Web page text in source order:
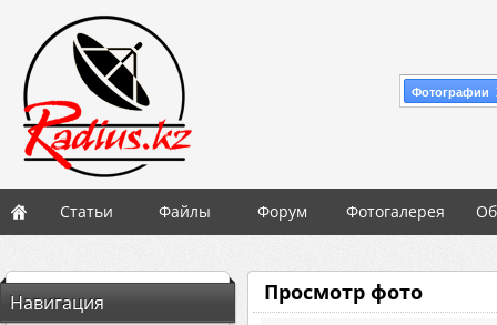
Фотографии
Статьи Файлы Форум Фотогалерея
Навигация
Просмотр фото